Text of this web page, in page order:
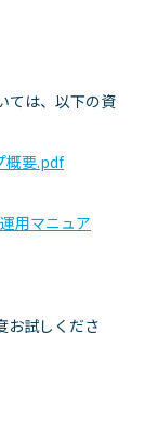
ては、以下の資
概要.pdf
用マニュア
お試しくださ